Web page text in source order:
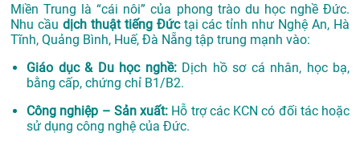
Miền Trung là “cái nôi” của phong trào du học nghề Đức.
Nhu cầu dịch thuật tiếng Đứctại các tỉnh như Nghệ An, Hà
Tĩnh, Quảng Bình, Huế, Đà Nẵng tập trung mạnh vào:
Giáo dục & Du học nghề:Dịch hồ sơ cá nhân, học bạ,
bằng cấp, chứng chỉ B1/B2.
Công nghiệp – Sản xuất: Hỗ trợ các KCN có đối tác hoặc
sử dụng công nghệ của Đức.